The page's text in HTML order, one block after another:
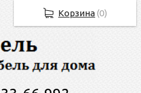
Корзина(0)